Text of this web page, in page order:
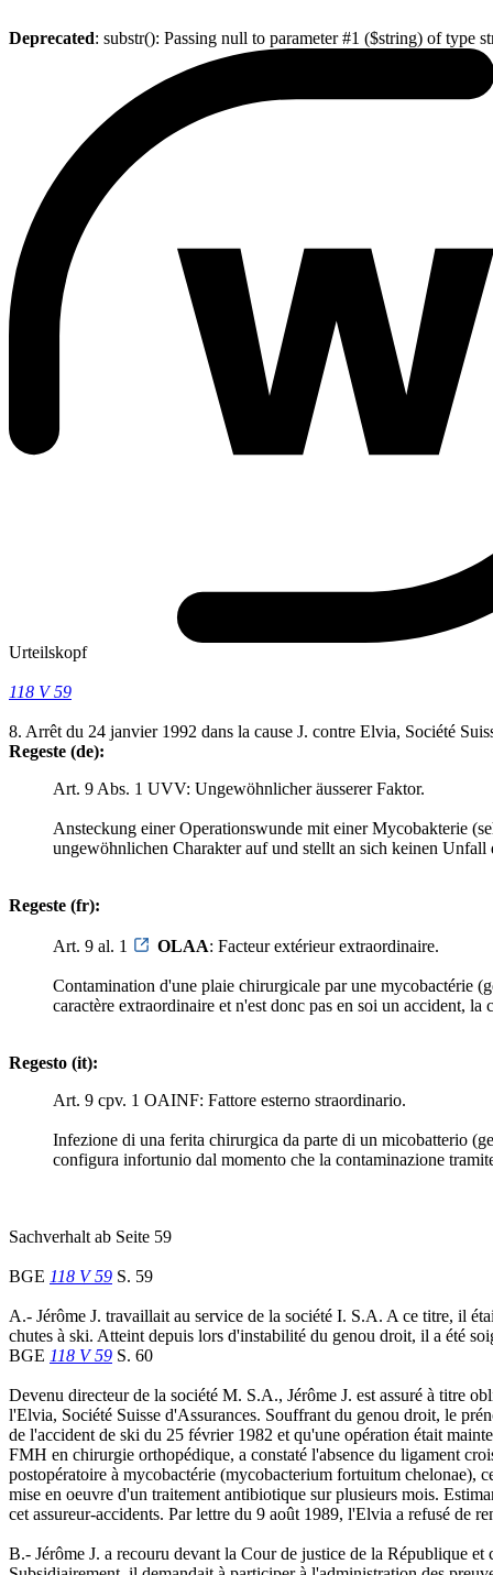
Deprecated: substr(): Passing null to parameter #1 ($string) of type
Urteilskopf
118 V 59
8. Arrêt du 24 janvier 1992 dans la cause J. contre Elvia, Société
Regeste (de):
Art. 9 Abs. 1 UVV: Ungewöhnlicher äusserer Faktor.
Ansteckung einer Operationswunde mit einer Mycobakterie
ungewöhnlichen Charakter auf und stellt an sich keinen
Regeste (fr):
Art. 9 al. 1 OLAA: Facteur extérieur extraordinaire.
Contamination d'une plaie chirurgicale par une mycobactérie
caractère extraordinaire et n'est donc pas en soi un accident,
Regesto (it):
Art. 9 cpv. 1 OAINF: Fattore esterno straordinario.
Infezione di una ferita chirurgica da parte di un micobatterio
configura infortunio dal momento che la contaminazione
Sachverhalt ab Seite 59
BGE 118 V 59 S. 59
A.- Jérôme J. travaillait au service de la société I. S.A. A ce titre, il
chutes à ski. Atteint depuis lors d'instabilité du genou droit, il a été
BGE 118 V 59 S. 60
Devenu directeur de la société M. S.A., Jérôme J. est assuré à titre
l'Elvia, Société Suisse d'Assurances. Souffrant du genou droit, le
de l'accident de ski du 25 février 1982 et qu'une opération était
FMH en chirurgie orthopédique, a constaté l'absence du ligament
postopératoire à mycobactérie (mycobacterium fortuitum chelonae),
mise en oeuvre d'un traitement antibiotique sur plusieurs mois.
cet assureur-accidents. Par lettre du 9 août 1989, l'Elvia a refusé de
B.- Jérôme J. a recouru devant la Cour de justice de la République